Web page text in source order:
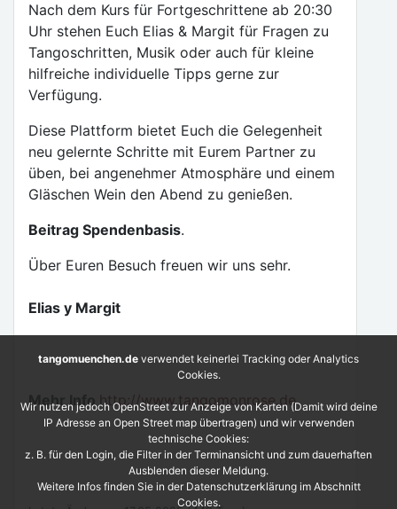
Nach dem Kurs für Fortgeschrittene ab 20:30
Uhr stehen Euch Elias & Margit für Fragen zu
Tangoschritten, Musik oder auch für kleine
hilfreiche individuelle Tipps gerne zur
Verfügung.
Diese Plattform bietet Euch die Gelegenheit
neu gelernte Schritte mit Eurem Partner zu
üben, bei angenehmer Atmosphäre und einem
Gläschen Wein den Abend zu genießen.
Beitrag Spendenbasis.
Über Euren Besuch freuen wir uns sehr.
Elias y Margit
Mehr Info http://www.tangomonrose.de
tangomuenchen.de verwendet keinerlei Tracking oder Analytics
Cookies.
Wir nutzen jedoch OpenStreet zur Anzeige von Karten (Damit wird deine
IP Adresse an Open Street map übertragen) und wir verwenden
technische Cookies:
z. B. für den Login, die Filter in der Terminansicht und zum dauerhaften
Ausblenden dieser Meldung.
Weitere Infos finden Sie in der Datenschutzerklärung im Abschnitt
Cookies.